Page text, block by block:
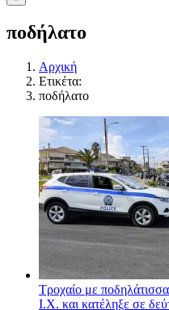
ποδήλατο
Αρχική
Ετικέτα:
ποδήλατο
Τροχαίο με
Ι.Χ. και κατέληξε σε